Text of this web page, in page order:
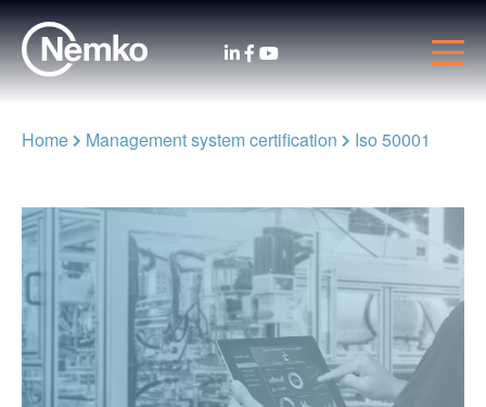
Home Management system certification Iso 50001